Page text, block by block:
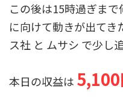
この後は15時過ぎま
に向けて動きが出てき
ス社 と ムサシ で少し
本日の収益は